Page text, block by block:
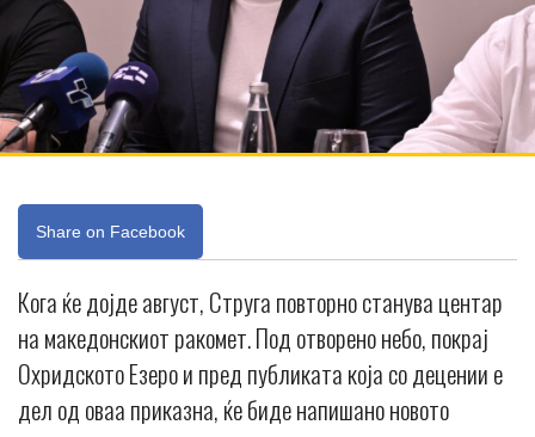
Share on Facebook
Кога ќе дојде август, Струга повторно станува центар
на македонскиот ракомет. Под отворено небо, покрај
Охридското Езеро и пред публиката која со децении е
дел од оваа приказна, ќе биде напишано новото